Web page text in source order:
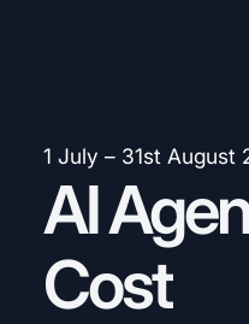
1 July – 31st August
AI
Cost